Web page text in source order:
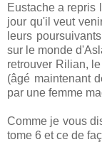
Eustache a repris
jour qu'il veut
leurs
sur le monde
retrouver Rilian,
(âgé maintenant
par une femme
Comme je vous
tome 6 et ce de